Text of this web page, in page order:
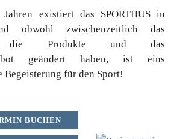
existiert das SPORTHUSin
obwohl zwischenzeitlich das
die Produkte und das
geändert haben, ist eins
für den Sport!
BUCHEN